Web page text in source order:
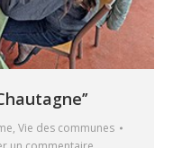
, Vie des communes